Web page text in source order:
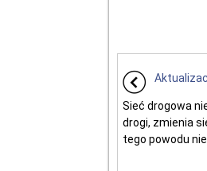
Sieć drogowa
drogi, zmienia
tego powodu